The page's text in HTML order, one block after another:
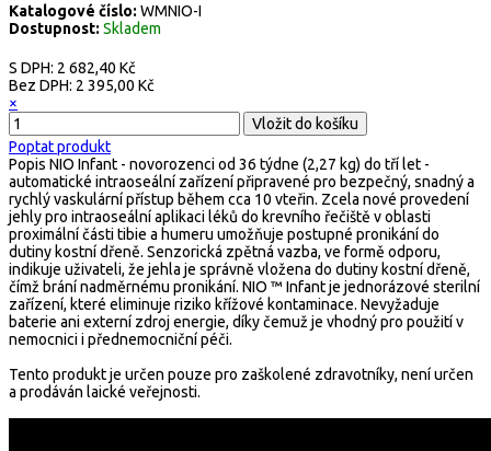
Katalogové číslo: WMNIO-I
Dostupnost: Skladem
S DPH: 2 682,40 Kč
Bez DPH: 2 395,00 Kč
×
Poptat produkt
Popis NIO Infant - novorozenci od 36 týdne (2,27 kg) do tří let -
automatické intraoseální zařízení připravené pro bezpečný, snadný a
rychlý vaskulární přístup během cca 10 vteřin. Zcela nové provedení
jehly pro intraoseální aplikaci léků do krevního řečiště v oblasti
proximální části tibie a humeru umožňuje postupné pronikání do
dutiny kostní dřeně. Senzorická zpětná vazba, ve formě odporu,
indikuje uživateli, že jehla je správně vložena do dutiny kostní dřeně,
čímž brání nadměrnému pronikání. NIO ™ Infant je jednorázové sterilní
zařízení, které eliminuje riziko křížové kontaminace. Nevyžaduje
baterie ani externí zdroj energie, díky čemuž je vhodný pro použití v
nemocnici i přednemocniční péči.
Tento produkt je určen pouze pro zaškolené zdravotníky, není určen
a prodáván laické veřejnosti.